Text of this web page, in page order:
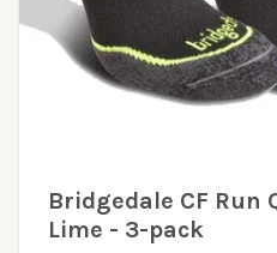
Bridgedale CF Run
Lime - 3-pack